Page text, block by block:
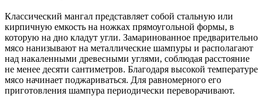
Классический мангал представляет собой стальную или
кирпичную емкость на ножках прямоугольной формы, в
которую на дно кладут угли. Замаринованное предварительно
мясо нанизывают на металлические шампуры и располагают
над накаленными древесными углями, соблюдая расстояние
не менее десяти сантиметров. Благодаря высокой температуре
мясо начинает поджариваться. Для равномерного его
приготовления шампура периодически переворачивают.